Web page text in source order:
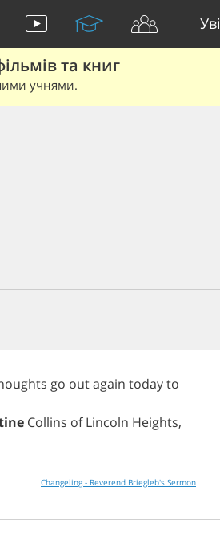
та книг
учнями.
go outagain todayto
Collins of Lincoln Heights,
Changeling - Reverend Briegleb's Sermon